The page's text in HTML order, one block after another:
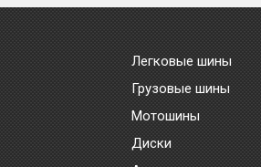
Легковые шины
Грузовые шины
Мотошины
Диски